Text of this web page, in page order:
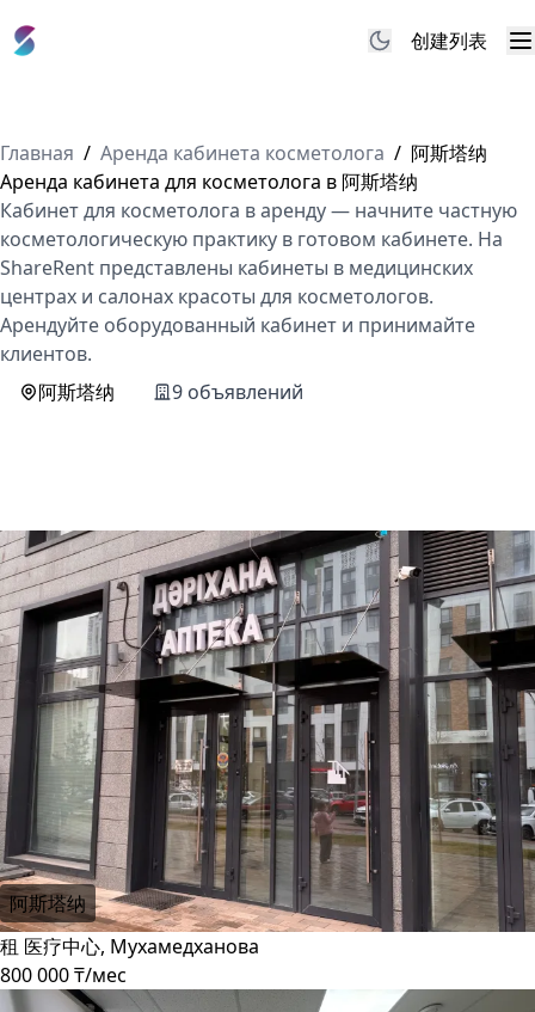
创建列表
Главная / Аренда кабинета косметолога / 阿斯塔纳
Аренда кабинета для косметолога в 阿斯塔纳
Кабинет для косметолога в аренду — начните частную
косметологическую практику в готовом кабинете. На
ShareRent представлены кабинеты в медицинских
центрах и салонах красоты для косметологов.
Арендуйте оборудованный кабинет и принимайте
клиентов.
阿斯塔纳
9 объявлений
阿斯塔纳
租 医疗中心, Мухамедханова
800 000 ₸/мес